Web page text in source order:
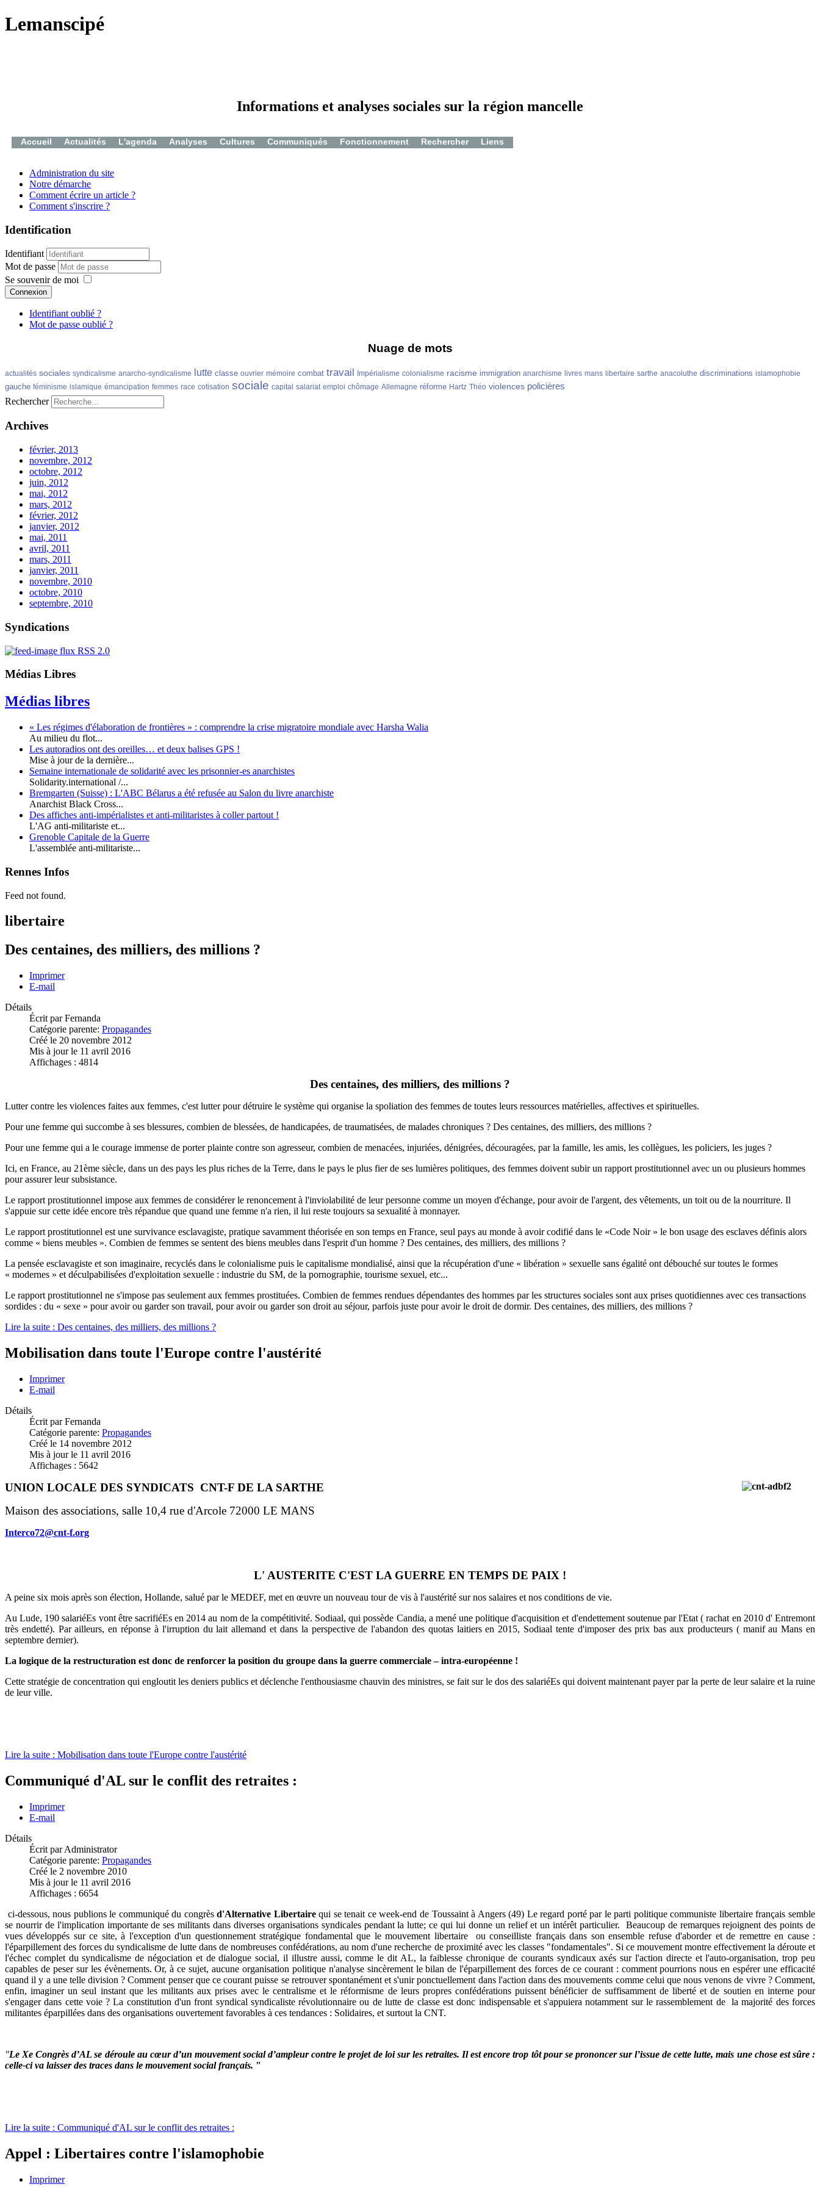
Lemanscipé
Informations et analyses sociales sur la région mancelle
Accueil Actualités L'agenda Analyses Cultures Communiqués Fonctionnement Rechercher Liens
Administration du site
Notre démarche
Comment écrire un article ?
Comment s'inscrire ?
Identification
Identifiant
Mot de passe
Se souvenir de moi
Connexion
Identifiant oublié ?
Mot de passe oublié ?
Nuage de mots
actualités sociales syndicalisme anarcho-syndicalisme lutte classe ouvrier mémoire combat travail Impérialisme colonialisme racisme immigration anarchisme livres mans libertaire sarthe anacoluthe discriminations islamophobie
gauche féminisme islamique émancipation femmes race cotisation sociale capital salariat emploi chômage Allemagne réforme Hartz Théo violences policières
Rechercher
Archives
février, 2013
novembre, 2012
octobre, 2012
juin, 2012
mai, 2012
mars, 2012
février, 2012
janvier, 2012
mai, 2011
avril, 2011
mars, 2011
janvier, 2011
novembre, 2010
octobre, 2010
septembre, 2010
Syndications
flux RSS 2.0
Médias Libres
Médias libres
« Les régimes d'élaboration de frontières » : comprendre la crise migratoire mondiale avec Harsha Walia
Au milieu du flot...
Les autoradios ont des oreilles… et deux balises GPS !
Mise à jour de la dernière...
Semaine internationale de solidarité avec les prisonnier-es anarchistes
Solidarity.international /...
Bremgarten (Suisse) : L'ABC Bélarus a été refusée au Salon du livre anarchiste
Anarchist Black Cross...
Des affiches anti-impérialistes et anti-militaristes à coller partout !
L'AG anti-militariste et...
Grenoble Capitale de la Guerre
L'assemblée anti-militariste...
Rennes Infos
Feed not found.
libertaire
Des centaines, des milliers, des millions ?
Imprimer
E-mail
Détails
Écrit parFernanda
Catégorie parente: Propagandes
Créé le 20 novembre 2012
Mis à jour le 11 avril 2016
Affichages : 4814
Des centaines, des milliers, des millions ?
Lutter contre les violences faites aux femmes, c'est lutter pour détruire le système qui organise la spoliation des femmes de toutes leurs ressources matérielles, affectives et spirituelles.
Pour une femme qui succombe à ses blessures, combien de blessées, de handicapées, de traumatisées, de malades chroniques ? Des centaines, des milliers, des millions ?
Pour une femme qui a le courage immense de porter plainte contre son agresseur, combien de menacées, injuriées, dénigrées, découragées, par la famille, les amis, les collègues, les policiers, les juges ?
Ici, en France, au 21ème siècle, dans un des pays les plus riches de la Terre, dans le pays le plus fier de ses lumières politiques, des femmes doivent subir un rapport prostitutionnel avec un ou plusieurs hommes
pour assurer leur subsistance.
Le rapport prostitutionnel impose aux femmes de considérer le renoncement à l'inviolabilité de leur personne comme un moyen d'échange, pour avoir de l'argent, des vêtements, un toit ou de la nourriture. Il
s'appuie sur cette idée encore très répandue que quand une femme n'a rien, il lui reste toujours sa sexualité à monnayer.
Le rapport prostitutionnel est une survivance esclavagiste, pratique savamment théorisée en son temps en France, seul pays au monde à avoir codifié dans le «Code Noir » le bon usage des esclaves définis alors
comme « biens meubles ». Combien de femmes se sentent des biens meubles dans l'esprit d'un homme ? Des centaines, des milliers, des millions ?
La pensée esclavagiste et son imaginaire, recyclés dans le colonialisme puis le capitalisme mondialisé, ainsi que la récupération d'une « libération » sexuelle sans égalité ont débouché sur toutes le formes
« modernes » et déculpabilisées d'exploitation sexuelle : industrie du SM, de la pornographie, tourisme sexuel, etc...
Le rapport prostitutionnel ne s'impose pas seulement aux femmes prostituées. Combien de femmes rendues dépendantes des hommes par les structures sociales sont aux prises quotidiennes avec ces transactions
sordides : du « sexe » pour avoir ou garder son travail, pour avoir ou garder son droit au séjour, parfois juste pour avoir le droit de dormir. Des centaines, des milliers, des millions ?
Lire la suite : Des centaines, des milliers, des millions ?
Mobilisation dans toute l'Europe contre l'austérité
Imprimer
E-mail
Détails
Écrit parFernanda
Catégorie parente: Propagandes
Créé le 14 novembre 2012
Mis à jour le 11 avril 2016
Affichages : 5642
UNION LOCALE DES SYNDICATS CNT-F DE LA SARTHE
Maison des associations, salle 10,4 rue d'Arcole 72000 LE MANS
Interco72@cnt-f.org
L' AUSTERITE C'EST LA GUERRE EN TEMPS DE PAIX !
A peine six mois après son élection, Hollande, salué par le MEDEF, met en œuvre un nouveau tour de vis à l'austérité sur nos salaires et nos conditions de vie.
Au Lude, 190 salariéEs vont être sacrifiéEs en 2014 au nom de la compétitivité. Sodiaal, qui possède Candia, a mené une politique d'acquisition et d'endettement soutenue par l'Etat ( rachat en 2010 d' Entremont
très endetté). Par ailleurs, en réponse à l'irruption du lait allemand et dans la perspective de l'abandon des quotas laitiers en 2015, Sodiaal tente d'imposer des prix bas aux producteurs ( manif au Mans en
septembre dernier).
La logique de la restructuration est donc de renforcer la position du groupe dans la guerre commerciale – intra-européenne !
Cette stratégie de concentration qui engloutit les deniers publics et déclenche l'enthousiasme chauvin des ministres, se fait sur le dos des salariéEs qui doivent maintenant payer par la perte de leur salaire et la ruine
de leur ville.
Lire la suite : Mobilisation dans toute l'Europe contre l'austérité
Communiqué d'AL sur le conflit des retraites :
Imprimer
E-mail
Détails
Écrit parAdministrator
Catégorie parente: Propagandes
Créé le 2 novembre 2010
Mis à jour le 11 avril 2016
Affichages : 6654
ci-dessous, nous publions le communiqué du congrèsd'Alternative Libertairequi se tenait ce week-end de Toussaint à Angers (49) Le regard porté par le parti politique communiste libertaire français semble
se nourrir de l'implication importante de ses militants dans diverses organisations syndicales pendant la lutte; ce qui lui donne un relief et un intérêt particulier. Beaucoup de remarques rejoignent des points de
vues développés sur ce site, à l'exception d'un questionnement stratégique fondamental que le mouvement libertaire ou conseilliste français dans son ensemble refuse d'aborder et de remettre en cause :
l'éparpillement des forces du syndicalisme de lutte dans de nombreuses confédérations, au nom d'une recherche de proximité avec les classes "fondamentales". Si ce mouvement montre effectivement la déroute et
l'échec complet du syndicalisme de négociation et de dialogue social, il illustre aussi, comme le dit AL, la faiblesse chronique de courants syndicaux axés sur l'action directe et l'auto-organisation, trop peu
capables de peser sur les évènements. Or, à ce sujet, aucune organisation politique n'analyse sincèrement le bilan de l'éparpillement des forces de ce courant : comment pourrions nous en espérer une efficacité
quand il y a une telle division ? Comment penser que ce courant puisse se retrouver spontanément et s'unir ponctuellement dans l'action dans des mouvements comme celui que nous venons de vivre ? Comment,
enfin, imaginer un seul instant que les militants aux prises avec le centralisme et le réformisme de leurs propres confédérations puissent bénéficier de suffisamment de liberté et de soutien en interne pour
s'engager dans cette voie ? La constitution d'un front syndical syndicaliste révolutionnaire ou de lutte de classe est donc indispensable et s'appuiera notamment sur le rassemblement de la majorité des forces
militantes éparpillées dans des organisations ouvertement favorables à ces tendances : Solidaires, et surtout la CNT.
"Le Xe Congrès d’AL se déroule au cœur d’un mouvement social d’ampleur contre le projet de loi sur les retraites. Il est encore trop tôt pour se prononcer sur l’issue de cette lutte, mais une chose est sûre :
celle-ci va laisser des traces dans le mouvement social français. "
Lire la suite : Communiqué d'AL sur le conflit des retraites :
Appel : Libertaires contre l'islamophobie
Imprimer